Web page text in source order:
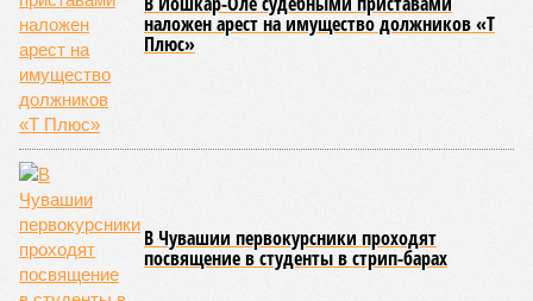
Керешу представляет собой традиционное единоборство,
уходящее корнями в культуру чувашского народа. Схватка
проходит следующим образом: соперники располагаются
лицом друг к другу, при этом через пояс каждого из них
перекинуто специальное матерчатое полотенце;
удерживаясь за этот элемент экипировки, борцы вступают
в противоборство, основная задача которого заключается в
том, чтобы опрокинуть противника.
Современная версия чувашской национальной борьбы
была создана в 1990-х годах. С того периода дисциплина